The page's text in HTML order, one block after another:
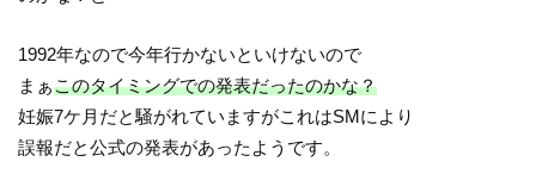
1992年なので今年行かないといけないので
まぁこのタイミングでの発表だったのかな？
妊娠7ケ月だと騒がれていますがこれはSMにより
誤報だと公式の発表があったようです。